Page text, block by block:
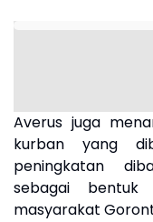
Averus juga
kurban yang
peningkatan
sebagai bentuk
masyarakat